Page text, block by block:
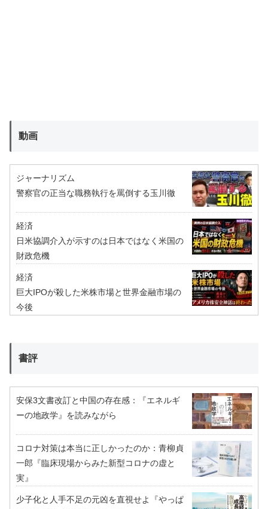
動画
ジャーナリズム
警察官の正当な職務執行を罵倒する玉川徹
経済
日米協調介入が示すのは日本ではなく米国の
財政危機
経済
巨大IPOが殺した米株市場と世界金融市場の
今後
書評
安保3文書改訂と中国の存在感：『エネルギ
ーの地政学』を読みながら
コロナ対策は本当に正しかったのか：青柳貞
一郎『臨床現場からみた新型コロナの虚と
実』
少子化と人手不足の元凶を直視せよ『やっぱ